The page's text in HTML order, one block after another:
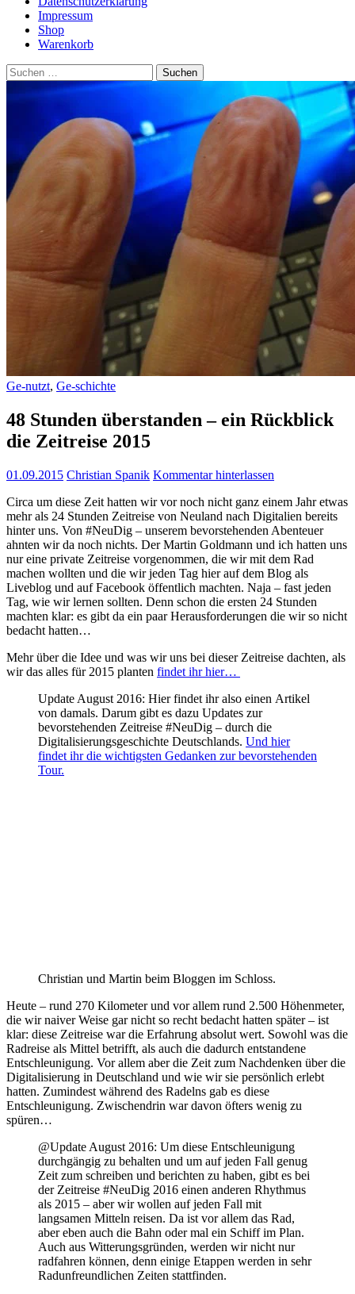
Impressum
Shop
Warenkorb
Suchen
nach:
Ge-nutzt, Ge-schichte
48 Stunden überstanden – ein Rückblick
die Zeitreise 2015
01.09.2015 Christian Spanik Kommentar hinterlassen
Circa um diese Zeit hatten wir vor noch nicht ganz einem Jahr etwas
mehr als 24 Stunden Zeitreise von Neuland nach Digitalien bereits
hinter uns. Von #NeuDig – unserem bevorstehenden Abenteuer
ahnten wir da noch nichts. Der Martin Goldmann und ich hatten uns
nur eine private Zeitreise vorgenommen, die wir mit dem Rad
machen wollten und die wir jeden Tag hier auf dem Blog als
Liveblog und auf Facebook öffentlich machten. Naja – fast jeden
Tag, wie wir lernen sollten. Denn schon die ersten 24 Stunden
machten klar: es gibt da ein paar Herausforderungen die wir so nicht
bedacht hatten…
Mehr über die Idee und was wir uns bei dieser Zeitreise dachten, als
wir das alles für 2015 planten findet ihr hier…
Update August 2016: Hier findet ihr also einen Artikel
von damals. Darum gibt es dazu Updates zur
bevorstehenden Zeitreise #NeuDig – durch die
Digitalisierungsgeschichte Deutschlands. Und hier
findet ihr die wichtigsten Gedanken zur bevorstehenden
Tour.
Christian und Martin beim Bloggen im Schloss.
Heute – rund 270 Kilometer und vor allem rund 2.500 Höhenmeter,
die wir naiver Weise gar nicht so recht bedacht hatten später – ist
klar: diese Zeitreise war die Erfahrung absolut wert. Sowohl was die
Radreise als Mittel betrifft, als auch die dadurch entstandene
Entschleunigung. Vor allem aber die Zeit zum Nachdenken über die
Digitalisierung in Deutschland und wie wir sie persönlich erlebt
hatten. Zumindest während des Radelns gab es diese
Entschleunigung. Zwischendrin war davon öfters wenig zu
spüren…
@Update August 2016: Um diese Entschleunigung
durchgängig zu behalten und um auf jeden Fall genug
Zeit zum schreiben und berichten zu haben, gibt es bei
der Zeitreise #NeuDig 2016 einen anderen Rhythmus
als 2015 – aber wir wollen auf jeden Fall mit
langsamen Mitteln reisen. Da ist vor allem das Rad,
aber eben auch die Bahn oder mal ein Schiff im Plan.
Auch aus Witterungsgründen, werden wir nicht nur
radfahren können, denn einige Etappen werden in sehr
Radunfreundlichen Zeiten stattfinden.